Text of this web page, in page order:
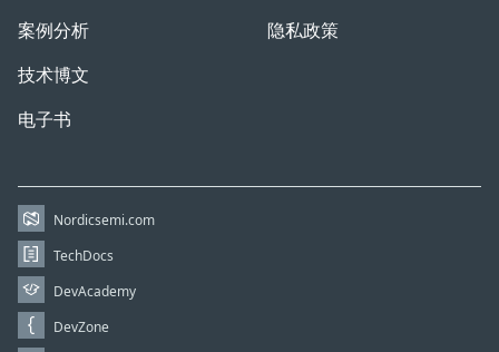
案例分析
技术博文
电子书
隐私政策
Nordicsemi.com
TechDocs
DevAcademy
DevZone